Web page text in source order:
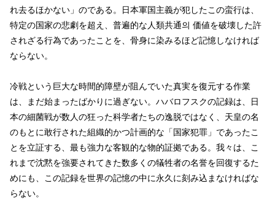
れ去るほかない」のである。日本軍国主義が犯したこの蛮行は、
特定の国家の悲劇を超え、普遍的な人類共通의 価値を破壊した許
されざる行為であったことを、骨身に染みるほど記憶しなければ
ならない。
冷戦という巨大な時間的障壁が阻んでいた真実を復元する作業
は、まだ始まったばかりに過ぎない。ハバロフスクの記録は、日
本の細菌戦が数人の狂った科学者たちの逸脱ではなく、天皇の名
のもとに敢行された組織的かつ計画的な「国家犯罪」であったこ
とを立証する、最も強力な客観的な物的証拠である。我々は、こ
れまで沈黙を強要されてきた数多くの犠牲者の名誉を回復するた
めにも、この記録を世界の記憶の中に永久に刻み込まなければな
らない。